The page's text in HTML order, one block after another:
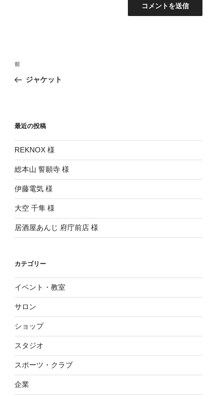
投
ナ
ー
シ
ョ
ン
前
の
前
ジャケット
最近の投稿
REKNOX 様
総本山 誓願寺 様
伊藤電気 様
大空 千隼 様
居酒屋あんじ 府庁前店 様
カテゴリー
イベント・教室
サロン
ショップ
スタジオ
スポーツ・クラブ
企業